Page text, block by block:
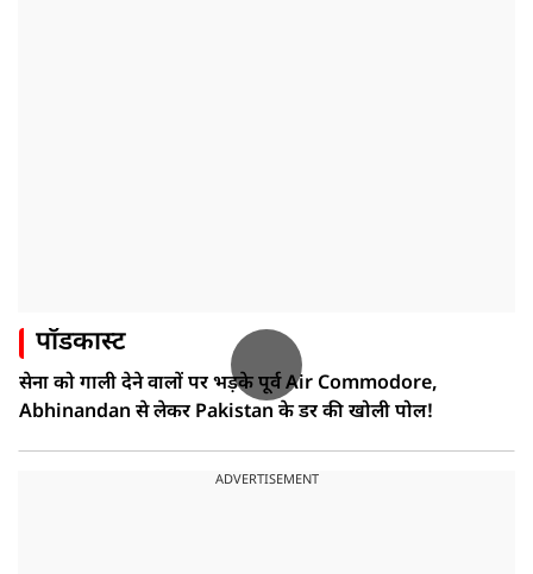
पॉडकास्ट
सेना को गाली देने वालों पर भड़के पूर्व Air Commodore,
Abhinandan से लेकर Pakistan के डर की खोली पोल!
ADVERTISEMENT